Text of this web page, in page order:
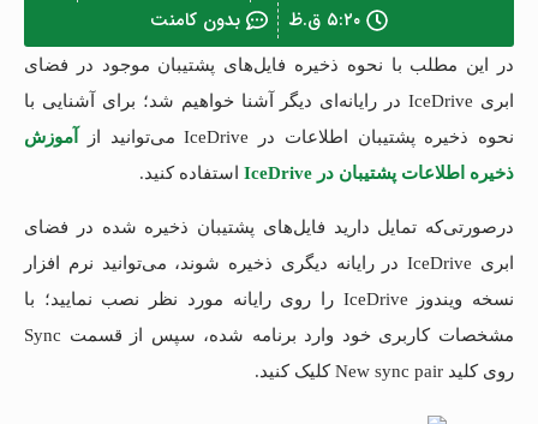
۵:۲۰ ق.ظ
بدون کامنت
در این مطلب با نحوه ذخیره فایل‌های پشتیبان موجود در فضای
ابری IceDrive در رایانه‌ای دیگر آشنا خواهیم شد؛ برای آشنایی با
نحوه ذخیره پشتیبان اطلاعات در IceDrive می‌توانید از
آموزش
ذخیره اطلاعات پشتیبان در IceDrive
استفاده کنید.
درصورتی‌که تمایل دارید فایل‌های پشتیبان ذخیره شده در فضای
ابری IceDrive در رایانه دیگری ذخیره شوند، می‌توانید نرم افزار
نسخه ویندوز IceDrive را روی رایانه مورد نظر نصب نمایید؛ با
مشخصات کاربری خود وارد برنامه شده، سپس از قسمت Sync
روی کلید New sync pair کلیک کنید.